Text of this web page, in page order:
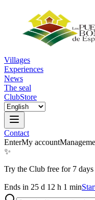
Villages
Experiences
News
The seal
ClubStore
Contact
EnterMy account
✨
Try the Club free for 7 days
Ends in 25 d 12 h 1 min